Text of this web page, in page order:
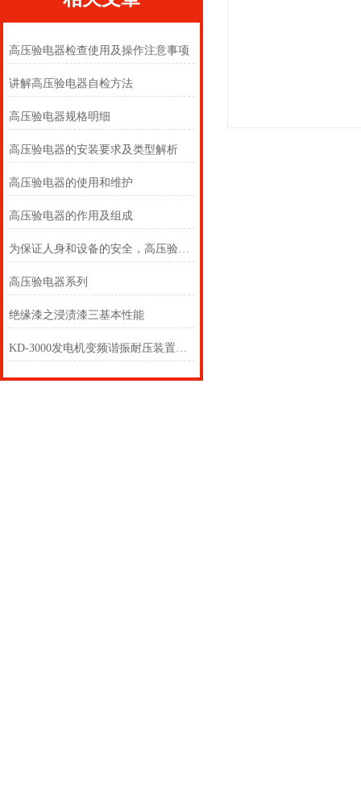
高压验电器检查使用及操作注意事项
讲解高压验电器自检方法
高压验电器规格明细
高压验电器的安装要求及类型解析
高压验电器的使用和维护
高压验电器的作用及组成
为保证人身和设备的安全，高压验电器必须按规定的期限进行预防性试验
高压验电器系列
绝缘漆之浸渍漆三基本性能
KD-3000发电机变频谐振耐压装置GIS交流耐压试验仪器